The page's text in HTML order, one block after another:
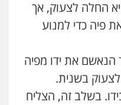
החלה לצעוק, אך
פיה כדי למנוע
הנאשם את ידו מפיה
בשנית.
בשלב זה, הצליח